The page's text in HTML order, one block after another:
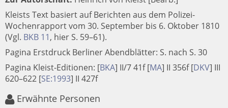
Kleists Text basiert auf Berichten aus dem Polizei-
Wochenrapport vom 30. September bis 6. Oktober 1810
(Vgl. BKB 11, hier S. 59–61).
Pagina Erstdruck Berliner Abendblätter: S. nach S. 30
Pagina Kleist-Editionen: [BKA] II/7 41f[MA] II 356f[DKV] III
620–622 [SE:1993] II 427f
Erwähnte Personen